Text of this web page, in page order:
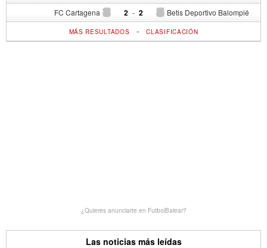
FC Cartagena 2 - Betis Deportivo Balompié
2
MÁS RESULTADOS -CLASIFICACIÓN
¿Quieres anunciarte en FutbolBalear?
Las noticias más leídas